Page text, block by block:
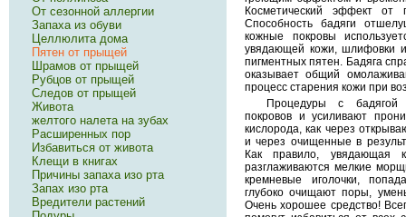
Косметический эффект от
Способность бадяги
кожные покровы
увядающей кожи, шлифовки
пигментных пятен. Бадяга
оказывает общий
процесс старения кожи при
Процедуры с бадягой
покровов и усиливают
кислорода, как через
и через очищенные в
Как правило, увядающая
разглаживаются мелкие
кремневые иголочки,
глубоко очищают поры,
Очень хорошее средство!
От сезонной аллергии
Запаха из обуви
Целлюлита дома
Пятен от прыщей
Шрамов от прыщей
Рубцов от прыщей
Следов от прыщей
Живота
желтого налета на зубах
Расширенных пор
Избавиться от живота
Клещи в книгах
Причины запаха изо рта
Запах изо рта
Вредители растений